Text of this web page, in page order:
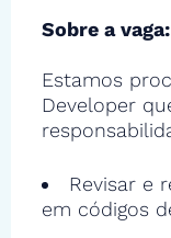
Sobre a vaga:
Estamos
Developer
Revisar e
em códigos